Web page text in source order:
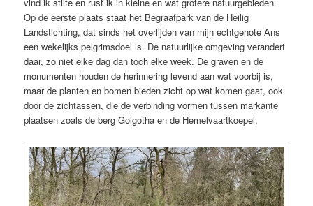
Op de eerste plaats staat het Begraafpark van de Heilig
Landstichting, dat sinds het overlijden van mijn echtgenote Ans
een wekelijks pelgrimsdoel is. De natuurlijke omgeving verandert
daar, zo niet elke dag dan toch elke week. De graven en de
monumenten houden de herinnering levend aan wat voorbij is,
maar de planten en bomen bieden zicht op wat komen gaat, ook
door de zichtassen, die de verbinding vormen tussen markante
plaatsen zoals de berg Golgotha en de Hemelvaartkoepel,